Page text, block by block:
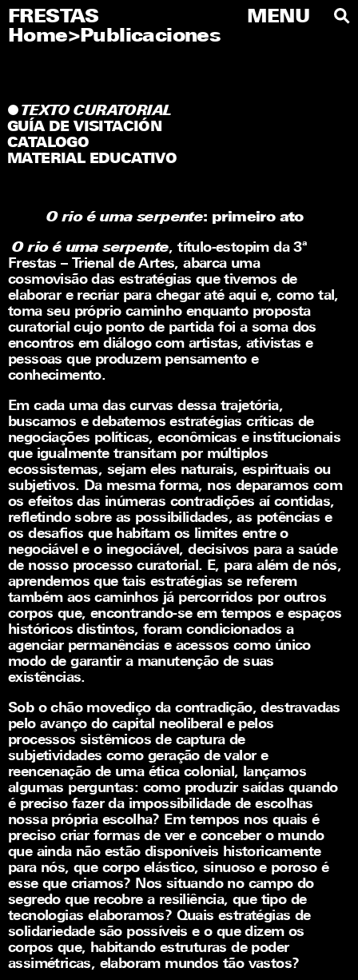
FRESTAS
Home>Publicaciones
MENU
FRESTAS
MENU
Artistas
Editorial
Publicaciones
Visite
Imprensa
Redes sociales
TEXTO CURATORIAL
GUÍA DE VISITACIÓN
CATALOGO
MATERIAL EDUCATIVO
O rio é uma serpente: primeiro ato
O rio é uma serpente, título-estopim da 3ª
Frestas – Trienal de Artes, abarca uma
cosmovisão das estratégias que tivemos de
elaborar e recriar para chegar até aqui e, como tal,
toma seu próprio caminho enquanto proposta
curatorial cujo ponto de partida foi a soma dos
encontros em diálogo com artistas, ativistas e
pessoas que produzem pensamento e
conhecimento.
Em cada uma das curvas dessa trajetória,
buscamos e debatemos estratégias críticas de
negociações políticas, econômicas e institucionais
que igualmente transitam por múltiplos
ecossistemas, sejam eles naturais, espirituais ou
subjetivos. Da mesma forma, nos deparamos com
os efeitos das inúmeras contradições aí contidas,
refletindo sobre as possibilidades, as potências e
os desafios que habitam os limites entre o
negociável e o inegociável, decisivos para a saúde
de nosso processo curatorial. E, para além de nós,
aprendemos que tais estratégias se referem
também aos caminhos já percorridos por outros
corpos que, encontrando-se em tempos e espaços
históricos distintos, foram condicionados a
agenciar permanências e acessos como único
modo de garantir a manutenção de suas
existências.
Sob o chão movediço da contradição, destravadas
pelo avanço do capital neoliberal e pelos
processos sistêmicos de captura de
subjetividades como geração de valor e
reencenação de uma ética colonial, lançamos
algumas perguntas: como produzir saídas quando
é preciso fazer da impossibilidade de escolhas
nossa própria escolha? Em tempos nos quais é
preciso criar formas de ver e conceber o mundo
que ainda não estão disponíveis historicamente
para nós, que corpo elástico, sinuoso e poroso é
esse que criamos? Nos situando no campo do
segredo que recobre a resiliência, que tipo de
tecnologias elaboramos? Quais estratégias de
solidariedade são possíveis e o que dizem os
corpos que, habitando estruturas de poder
assimétricas, elaboram mundos tão vastos?